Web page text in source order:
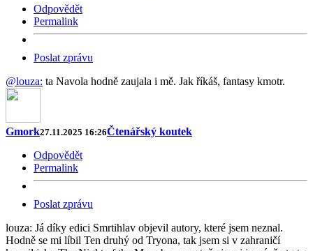
Odpovědět
Permalink
Poslat zprávu
@louza: ta Navola hodně zaujala i mě. Jak říkáš, fantasy kmotr.
Gmork27.11.2025 16:26Čtenářský koutek
Odpovědět
Permalink
Poslat zprávu
louza: Já díky edici Smrtihlav objevil autory, které jsem neznal.
Hodně se mi líbil Ten druhý od Tryona, tak jsem si v zahraničí